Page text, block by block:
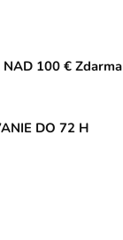
NAD 100 € Zdarma
DO 72 H